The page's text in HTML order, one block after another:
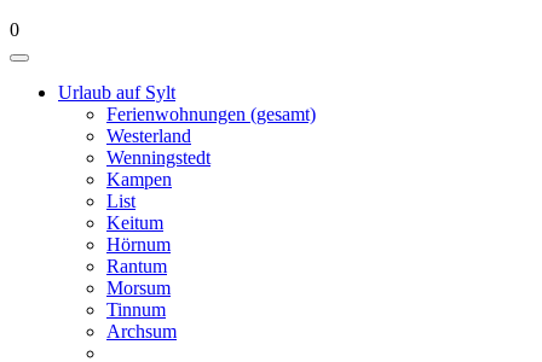
0
Urlaub auf Sylt
Ferienwohnungen (gesamt)
Westerland
Wenningstedt
Kampen
List
Keitum
Hörnum
Rantum
Morsum
Tinnum
Archsum